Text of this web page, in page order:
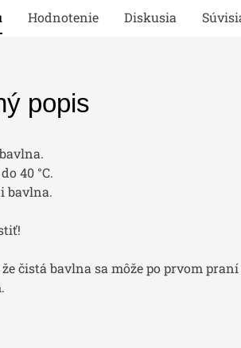
Hodnotenie Diskusia
popis
40 °C.
bavlna.
čistá bavlna sa môže po prvom